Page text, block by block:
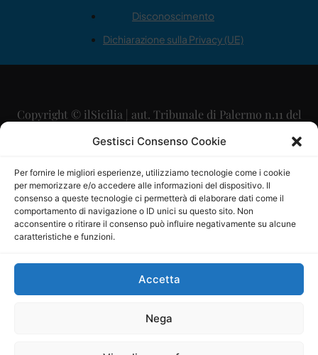
Gestisci Consenso Cookie
Per fornire le migliori esperienze, utilizziamo tecnologie come i cookie
per memorizzare e/o accedere alle informazioni del dispositivo. Il
consenso a queste tecnologie ci permetterà di elaborare dati come il
comportamento di navigazione o ID unici su questo sito. Non
acconsentire o ritirare il consenso può influire negativamente su alcune
caratteristiche e funzioni.
Accetta
Nega
Disconoscimento
Dichiarazione sulla Privacy (UE)
Copyright © ilSicilia | aut. Tribunale di Palermo n.11 del
29/09/2015
Direttore Editoriale: Maurizio Scaglione
Direttore Responsabile: Maria Calabrese
P.IVA: 06334930820
Mercurio Comunicazione Società Cooperativa a r.l. è
iscritta al Registro degli Operatori di Comunicazione al